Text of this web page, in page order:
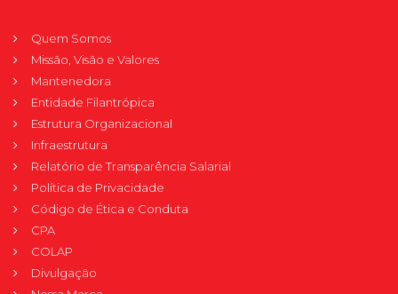
Quem Somos
Missão, Visão e Valores
Mantenedora
Entidade Filantrópica
Estrutura Organizacional
Infraestrutura
Relatório de Transparência Salarial
Política de Privacidade
Código de Ética e Conduta
CPA
COLAP
Divulgação